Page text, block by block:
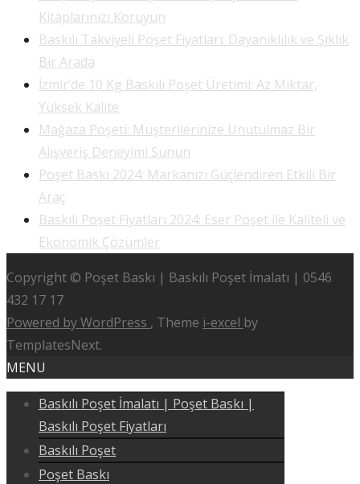
Kitaplarınızı Koruyun
Baskılı Takviyeli Poşet Fiyatları: Dayanıklılık ve Şıklık
Bir Arada
İzmir’de 10 Kg Baskılı Poşet Üretimi: Az Miktar,
Yüksek Kalite
Mağaza Poşeti: Müşterilerinize Unutulmaz Bir
Alışveriş Deneyimi Sunun
Poşet Baskı 2024: Markanızı Güçlendiren Etkili Bir
Araç
Baskılı Poşet Fiyatları 2024: Eser Poşet ile Kaliteli ve
Ekonomik Çözümler
Copyright © Poşet Baskı | Baskılı Poşet İmalatı | 0546
432 17 17
Powered by WordPress , Theme i-excel by
TemplatesNext.
MENU
Baskılı Poşet İmalatı | Poşet Baskı |
Baskılı Poşet Fiyatları
Baskılı Poşet
Poşet Baskı